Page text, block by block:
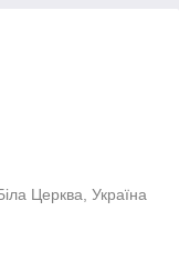
Церква, Україна